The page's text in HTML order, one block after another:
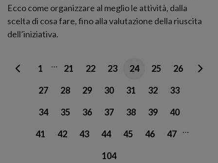
Ecco come organizzare al meglio le attività, dalla
scelta di cosa fare, fino alla valutazione della riuscita
dell’iniziativa.
1 … 21 22 23 24 25 26
27 28 29 30 31 32 33
34 35 36 37 38 39 40
41 42 43 44 45 46 47 …
104